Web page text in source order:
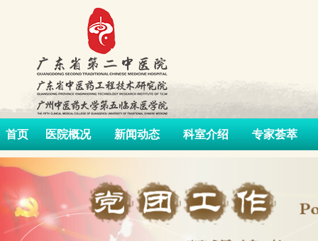
首页 医院概况 新闻动态 科室介绍 专家荟萃